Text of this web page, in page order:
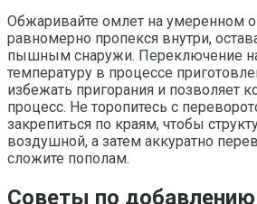
Обжаривайте омлет на умеренном
равномерно пропекся внутри,
пышным снаружи. Переключение
температуру в процессе
избежать пригорания и позволяет
процесс. Не торопитесь с
закрепиться по краям, чтобы
воздушной, а затем аккуратно
сложите пополам.
Советы по